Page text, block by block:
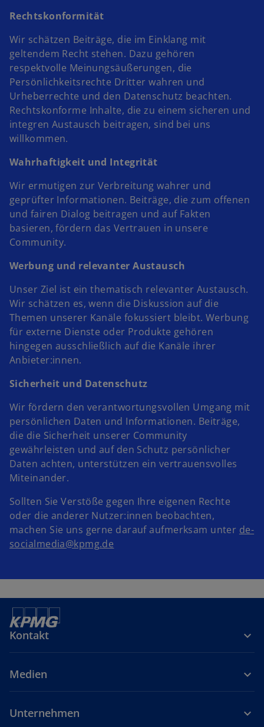
Rechtskonformität
Wir schätzen Beiträge, die im Einklang mit
geltendem Recht stehen. Dazu gehören
respektvolle Meinungsäußerungen, die
Persönlichkeitsrechte Dritter wahren und
Urheberrechte und den Datenschutz beachten.
Rechtskonforme Inhalte, die zu einem sicheren und
integren Austausch beitragen, sind bei uns
willkommen.
Wahrhaftigkeit und Integrität
Wir ermutigen zur Verbreitung wahrer und
geprüfter Informationen. Beiträge, die zum offenen
und fairen Dialog beitragen und auf Fakten
basieren, fördern das Vertrauen in unsere
Community.
Werbung und relevanter Austausch
Unser Ziel ist ein thematisch relevanter Austausch.
Wir schätzen es, wenn die Diskussion auf die
Themen unserer Kanäle fokussiert bleibt. Werbung
für externe Dienste oder Produkte gehören
hingegen ausschließlich auf die Kanäle ihrer
Anbieter:innen.
Sicherheit und Datenschutz
Wir fördern den verantwortungsvollen Umgang mit
persönlichen Daten und Informationen. Beiträge,
die die Sicherheit unserer Community
gewährleisten und auf den Schutz persönlicher
Daten achten, unterstützen ein vertrauensvolles
Miteinander.
Sollten Sie Verstöße gegen Ihre eigenen Rechte
oder die anderer Nutzer:innen beobachten,
machen Sie uns gerne darauf aufmerksam unter de-
socialmedia@kpmg.de
Kontakt
Medien
Unternehmen